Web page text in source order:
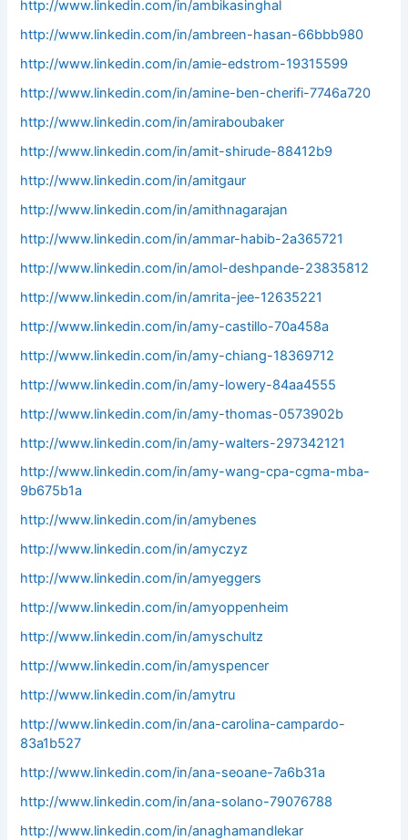
http://www.linkedin.com/in/ambikasinghal
http://www.linkedin.com/in/ambreen-hasan-66bbb980
http://www.linkedin.com/in/amie-edstrom-19315599
http://www.linkedin.com/in/amine-ben-cherifi-7746a720
http://www.linkedin.com/in/amiraboubaker
http://www.linkedin.com/in/amit-shirude-88412b9
http://www.linkedin.com/in/amitgaur
http://www.linkedin.com/in/amithnagarajan
http://www.linkedin.com/in/ammar-habib-2a365721
http://www.linkedin.com/in/amol-deshpande-23835812
http://www.linkedin.com/in/amrita-jee-12635221
http://www.linkedin.com/in/amy-castillo-70a458a
http://www.linkedin.com/in/amy-chiang-18369712
http://www.linkedin.com/in/amy-lowery-84aa4555
http://www.linkedin.com/in/amy-thomas-0573902b
http://www.linkedin.com/in/amy-walters-297342121
http://www.linkedin.com/in/amy-wang-cpa-cgma-mba-
9b675b1a
http://www.linkedin.com/in/amybenes
http://www.linkedin.com/in/amyczyz
http://www.linkedin.com/in/amyeggers
http://www.linkedin.com/in/amyoppenheim
http://www.linkedin.com/in/amyschultz
http://www.linkedin.com/in/amyspencer
http://www.linkedin.com/in/amytru
http://www.linkedin.com/in/ana-carolina-campardo-
83a1b527
http://www.linkedin.com/in/ana-seoane-7a6b31a
http://www.linkedin.com/in/ana-solano-79076788
http://www.linkedin.com/in/anaghamandlekar